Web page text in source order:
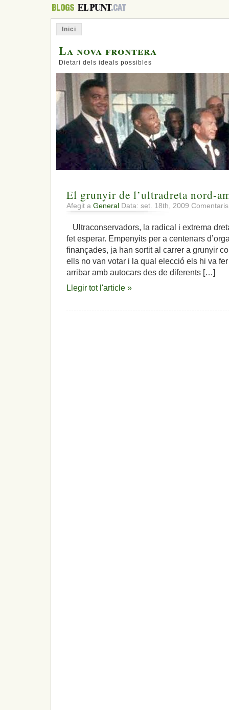
Inici
La nova frontera
Dietari dels ideals possibles
El grunyir de l’ultradreta nord-
Afegit a General Data: set. 18th, 2009
Ultraconservadors, la radical i extrema
fet esperar. Empenyits per a centenars
finançades, ja han sortit al carrer a grunyir
ells no van votar i la qual elecció els hi va
arribar amb autocars des de diferents […]
Llegir tot l'article »